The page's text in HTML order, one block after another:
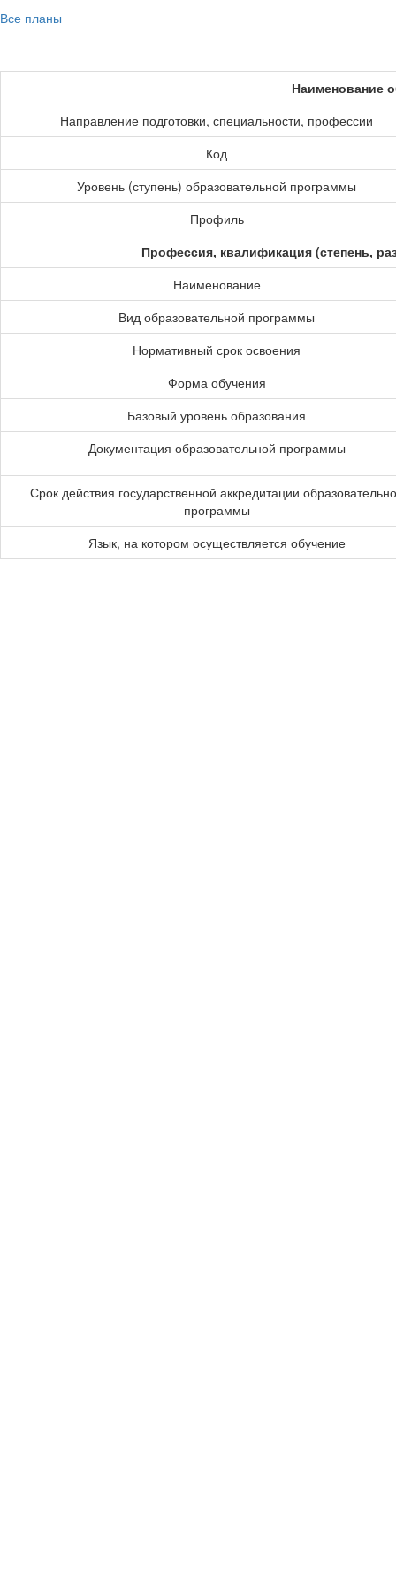
Все планы
Наименование
Направление подготовки, специальности, профессии
Код
Уровень (ступень) образовательной программы
Профиль
Профессия, квалификация (степень,
Наименование
Вид образовательной программы
Нормативный срок освоения
Форма обучения
Базовый уровень образования
Документация образовательной программы
Срок действия государственной аккредитации
программы
Язык, на котором осуществляется обучение